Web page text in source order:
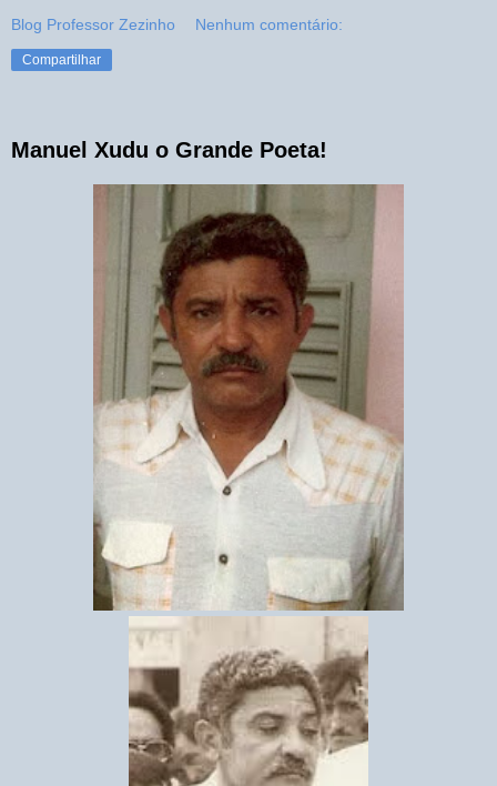
Blog Professor Zezinho Nenhum comentário:
Compartilhar
Manuel Xudu o Grande Poeta!